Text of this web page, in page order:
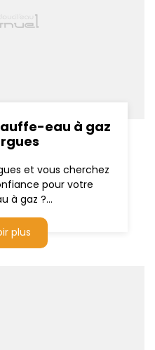
eau à gaz
et vous cherchez
pour votre
à gaz ?...
plus